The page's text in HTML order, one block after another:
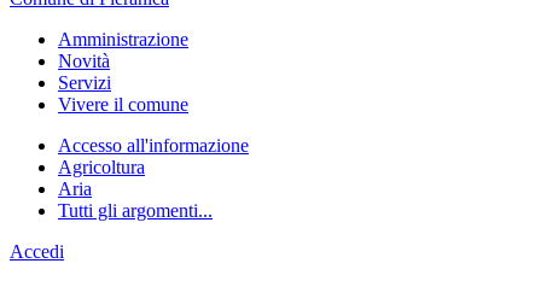
Amministrazione
Novità
Servizi
Vivere il comune
Accesso all'informazione
Agricoltura
Aria
Tutti gli argomenti...
Accedi